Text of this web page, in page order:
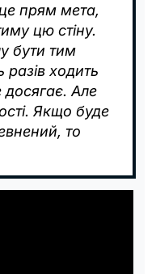
прям мета,
цю стіну.
бути тим
ходить
досягає. Але
Якщо буде
то